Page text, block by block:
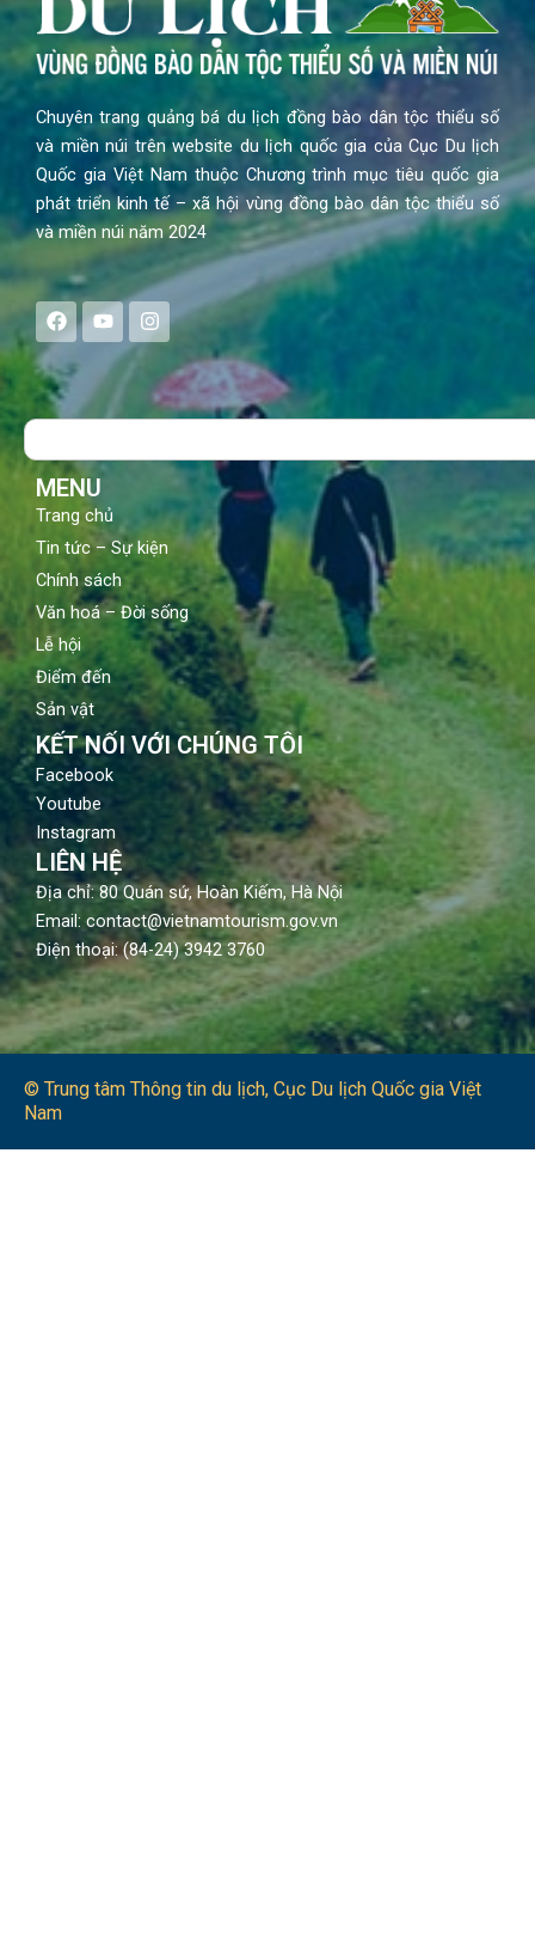
Chuyên trang quảng bá du lịch đồng bào dân tộc thiểu số
và miền núi trên website du lịch quốc gia của Cục Du lịch
Quốc gia Việt Nam thuộc Chương trình mục tiêu quốc gia
phát triển kinh tế – xã hội vùng đồng bào dân tộc thiểu số
và miền núi năm 2024
F
a
c
e
b
o
Y
o
u
t
u
b
I
n
s
a
g
Search
MENU
Trang chủ
Tin tức – Sự kiện
Chính sách
Văn hoá – Đời sống
Lễ hội
Điểm đến
Sản vật
KẾT NỐI VỚI CHÚNG TÔI
Facebook
Youtube
Instagram
LIÊN HỆ
Địa chỉ: 80 Quán sứ, Hoàn Kiếm, Hà Nội
Email: contact@vietnamtourism.gov.vn
Điện thoại: (84-24) 3942 3760
© Trung tâm Thông tin du lịch​, Cục Du lịch Quốc gia Việt
Nam